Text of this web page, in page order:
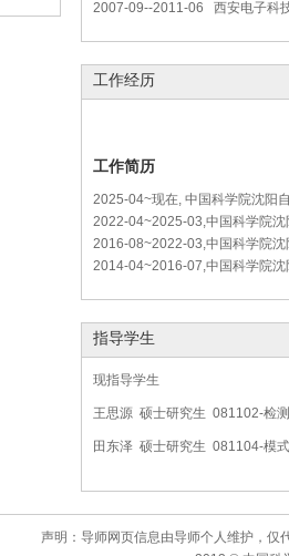
2007-09--2011-06 西安电子科
工作经历
工作简历
2025-04~现在, 中国科学院沈阳
2022-04~2025-03,中国科学院
2016-08~2022-03,中国科学院
2014-04~2016-07,中国科学院
指导学生
现指导学生
王思源 硕士研究生 081102-检
田东泽 硕士研究生 081104-模
声明：导师网页信息由导师个人维护，仅